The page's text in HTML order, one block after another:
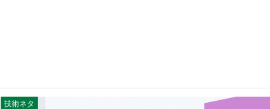
技術ネタ